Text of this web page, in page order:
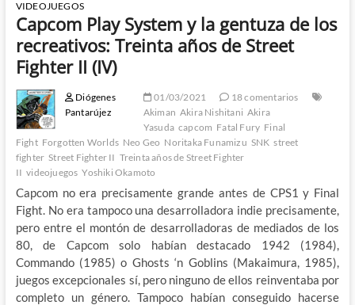
VIDEOJUEGOS
Capcom Play System y la gentuza de los
recreativos: Treinta años de Street
Fighter II (IV)
Diógenes
Pantarújez
01/03/2021
18 comentarios
Akiman Akira Nishitani Akira
Yasuda capcom Fatal Fury Final
Fight Forgotten Worlds Neo Geo Noritaka Funamizu SNK street
fighter Street Fighter II Treinta años de Street Fighter
II videojuegos Yoshiki Okamoto
Capcom no era precisamente grande antes de CPS1 y Final
Fight. No era tampoco una desarrolladora indie precisamente,
pero entre el montón de desarrolladoras de mediados de los
80, de Capcom solo habían destacado 1942 (1984),
Commando (1985) o Ghosts ‘n Goblins (Makaimura, 1985),
juegos excepcionales sí, pero ninguno de ellos reinventaba por
completo un género. Tampoco habían conseguido hacerse